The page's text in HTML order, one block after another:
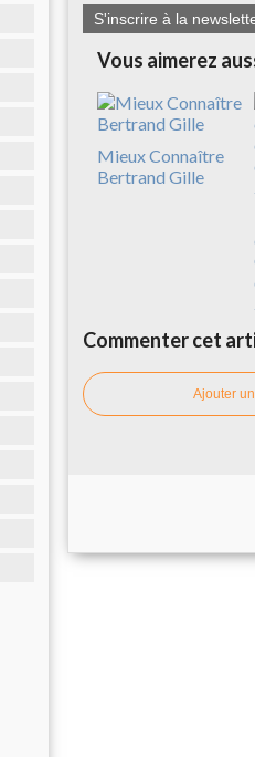
S'inscrire à la
Vous aimerez
Mieux Connaître
Bertrand Gille
Commenter cet
Ajouter